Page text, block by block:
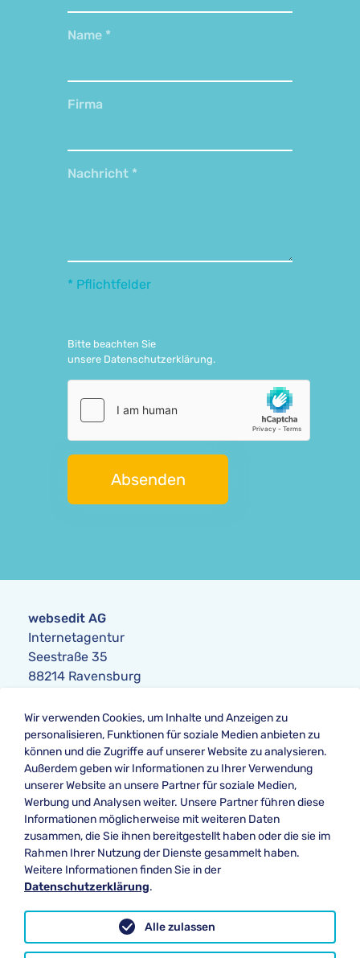
Name *
Firma
Nachricht *
* Pflichtfelder
Bitte beachten Sie
unsere Datenschutzerklärung.
Absenden
websedit AG
Internetagentur
Seestraße 35
88214 Ravensburg
Telefon:+49 751 354104-0
Telefax: +49 751 354104-42
E-Mail:anfrage@websedit.de
Datenschutz
Impressum
Unsere Bewertung bei
★★★★★ Google
Wir verwenden Cookies, um Inhalte und Anzeigen zu
personalisieren, Funktionen für soziale Medien anbieten zu
können und die Zugriffe auf unserer Website zu analysieren.
Außerdem geben wir Informationen zu Ihrer Verwendung
unserer Website an unsere Partner für soziale Medien,
Werbung und Analysen weiter. Unsere Partner führen diese
Informationen möglicherweise mit weiteren Daten
zusammen, die Sie ihnen bereitgestellt haben oder die sie im
Rahmen Ihrer Nutzung der Dienste gesammelt haben.
Weitere Informationen finden Sie in der
Datenschutzerklärung.
Alle zulassen